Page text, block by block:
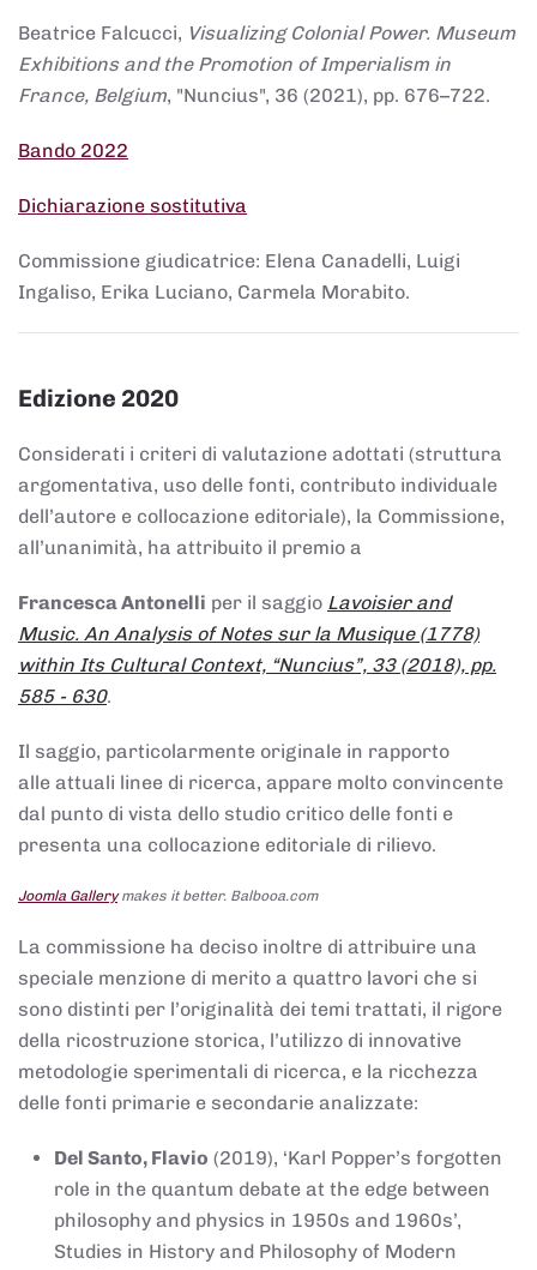
Beatrice Falcucci, Visualizing Colonial Power. Museum
Exhibitions and the Promotion of Imperialism in
France, Belgium, "Nuncius", 36 (2021), pp. 676–722.
Bando 2022
Dichiarazione sostitutiva
Commissione giudicatrice: Elena Canadelli, Luigi
Ingaliso, Erika Luciano, Carmela Morabito.
Edizione 2020
Considerati i criteri di valutazione adottati (struttura
argomentativa, uso delle fonti, contributo individuale
dell’autore e collocazione editoriale), la Commissione,
all’unanimità, ha attribuito il premio a
Francesca Antonelli per il saggio Lavoisier and
Music. An Analysis of Notes sur la Musique (1778)
within Its Cultural Context, “Nuncius”, 33 (2018), pp.
585 - 630.
Il saggio, particolarmente originale in rapporto
alle attuali linee di ricerca, appare molto convincente
dal punto di vista dello studio critico delle fonti e
presenta una collocazione editoriale di rilievo.
Joomla Gallerymakes it better. Balbooa.com
La commissione ha deciso inoltre di attribuire una
speciale menzione di merito a quattro lavori che si
sono distinti per l’originalità dei temi trattati, il rigore
della ricostruzione storica, l’utilizzo di innovative
metodologie sperimentali di ricerca, e la ricchezza
delle fonti primarie e secondarie analizzate:
Del Santo, Flavio (2019), ‘Karl Popper’s forgotten
role in the quantum debate at the edge between
philosophy and physics in 1950s and 1960s’,
Studies in History and Philosophy of Modern